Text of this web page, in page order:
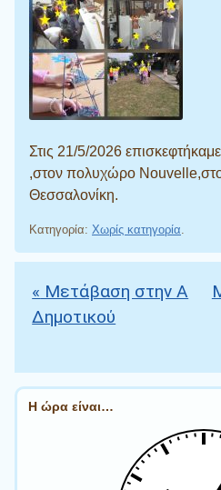
Στις 21/5/2026
,στον πολυχώρο
Θεσσαλονίκη.
Κατηγορία: Χωρίς κατηγορία.
Πλοήγηση
« Μετάβαση στην Α
Δημοτικού
Η ώρα είναι…